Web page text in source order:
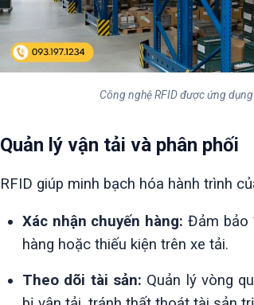
Công nghệ RFID được ứng
Quản lý vận tải và phân phối
RFID giúp minh bạch hóa hành trình
Xác nhận chuyến hàng: Đảm bảo
hàng hoặc thiếu kiện trên xe tải.
Theo dõi tài sản: Quản lý vòng